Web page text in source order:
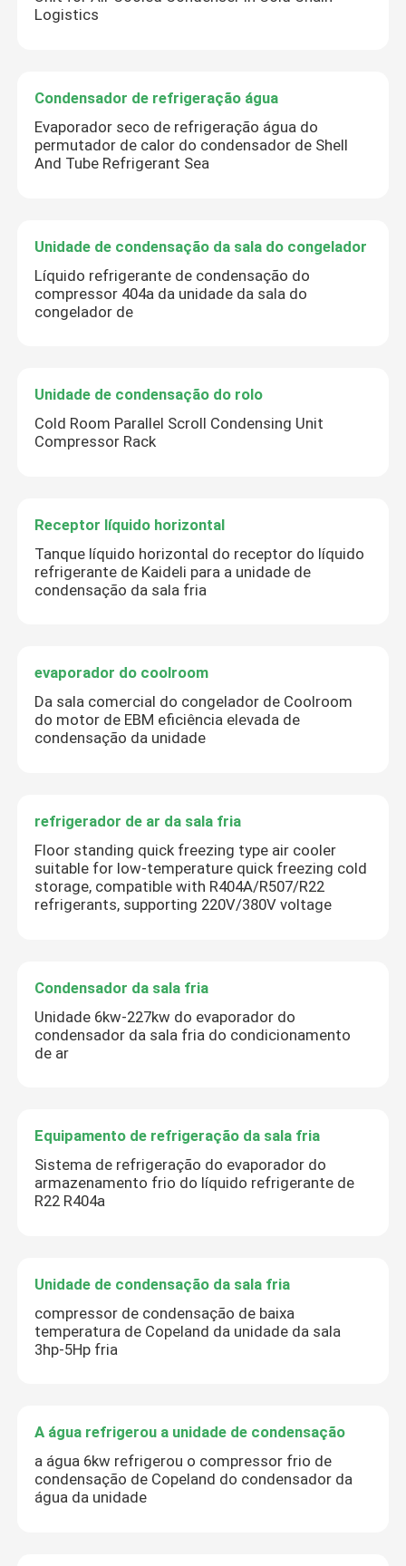
Logistics
Condensador de refrigeração água
Evaporador seco de refrigeração água do
permutador de calor do condensador de Shell
And Tube Refrigerant Sea
Unidade de condensação da sala do congelador
Líquido refrigerante de condensação do
compressor 404a da unidade da sala do
congelador de
Unidade de condensação do rolo
Cold Room Parallel Scroll Condensing Unit
Compressor Rack
Receptor líquido horizontal
Tanque líquido horizontal do receptor do líquido
refrigerante de Kaideli para a unidade de
condensação da sala fria
evaporador do coolroom
Da sala comercial do congelador de Coolroom
do motor de EBM eficiência elevada de
condensação da unidade
refrigerador de ar da sala fria
Floor standing quick freezing type air cooler
suitable for low-temperature quick freezing cold
storage, compatible with R404A/R507/R22
refrigerants, supporting 220V/380V voltage
Condensador da sala fria
Unidade 6kw-227kw do evaporador do
condensador da sala fria do condicionamento
de ar
Equipamento de refrigeração da sala fria
Sistema de refrigeração do evaporador do
armazenamento frio do líquido refrigerante de
R22 R404a
Unidade de condensação da sala fria
compressor de condensação de baixa
temperatura de Copeland da unidade da sala
3hp-5Hp fria
A água refrigerou a unidade de condensação
a água 6kw refrigerou o compressor frio de
condensação de Copeland do condensador da
água da unidade